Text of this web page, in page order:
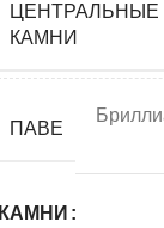
ЦЕНТРАЛЬНЫЕ
КАМНИ
ПАВЕ
КАМНИ